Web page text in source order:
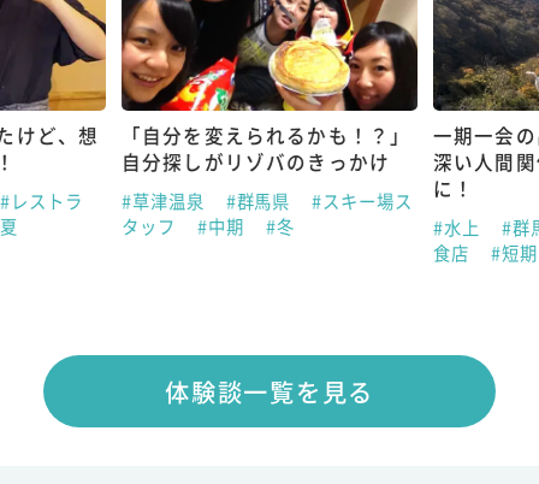
けど、想
#レストラ
「自分を変えられるかも！？」
自分探しがリゾバのきっかけ
#草津温泉 #群馬県
#スキー場ス
タッフ
#中期 #冬
一期一会
深い人間
に！
#水上
#群
食店
#短
体験談一覧を見る